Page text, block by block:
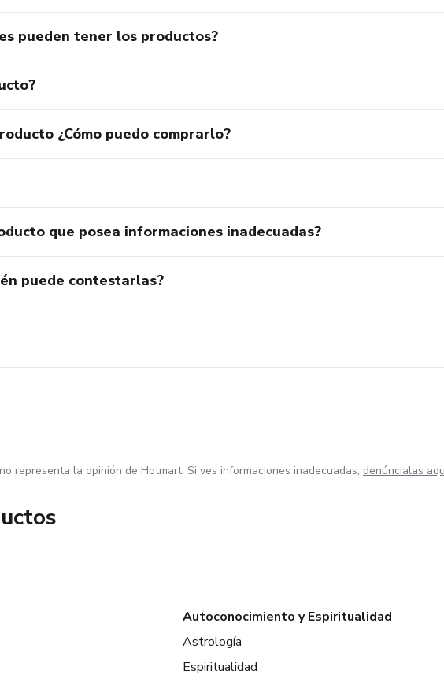
pueden tener los productos?
¿Cómo puedo comprarlo?
que posea informaciones inadecuadas?
puede contestarlas?
representa la opinión de Hotmart. Si ves informaciones inadecuadas, denúncialas
Autoconocimiento y Espiritualidad
Astrología
Espiritualidad